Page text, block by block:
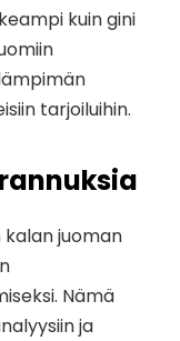
kuin gini
tarjoiluihin.
kalan juoman
Nämä
ja